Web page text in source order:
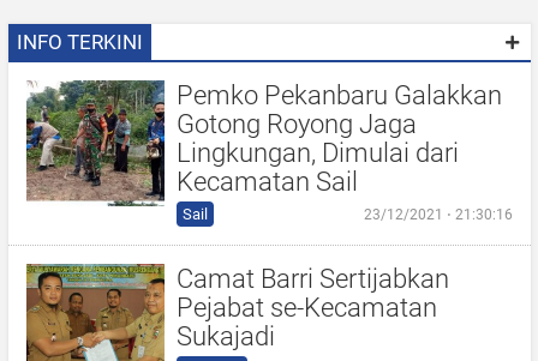
INFO TERKINI
Pemko Pekanbaru Galakkan
Gotong Royong Jaga
Lingkungan, Dimulai dari
Kecamatan Sail
Sail 23/12/2021 ⋅ 21:30:16
Camat Barri Sertijabkan
Pejabat se-Kecamatan
Sukajadi